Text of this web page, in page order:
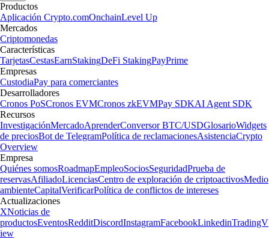
Productos
Aplicación Crypto.comOnchainLevel Up
Mercados
Criptomonedas
Características
TarjetasCestasEarnStakingDeFi StakingPayPrime
Empresas
CustodiaPay para comerciantes
Desarrolladores
Cronos PoSCronos EVMCronos zkEVMPay SDKAI Agent SDK
Recursos
InvestigaciónMercadoAprenderConversor BTC/USDGlosarioWidgets
de preciosBot de TelegramPolítica de reclamacionesAsistenciaCrypto
Overview
Empresa
Quiénes somosRoadmapEmpleoSociosSeguridadPrueba de
reservasAfiliadoLicenciasCentro de exploración de criptoactivosMedio
ambienteCapitalVerificarPolítica de conflictos de intereses
Actualizaciones
XNoticias de
productosEventosRedditDiscordInstagramFacebookLinkedinTradingV
iew